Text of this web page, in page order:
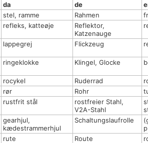
da de
stel, ramme Rahmen
refleks, katteøje
Reflektor,
Katzenauge
lappegrej Flickzeug
ringeklokke Klingel, Glocke
rocykel Ruderrad
rør Rohr
rustfrit stål
rostfreier Stahl,
V2A-Stahl
gearhjul,
kædestrammerhjul
Schaltungslaufrolle
rute Route